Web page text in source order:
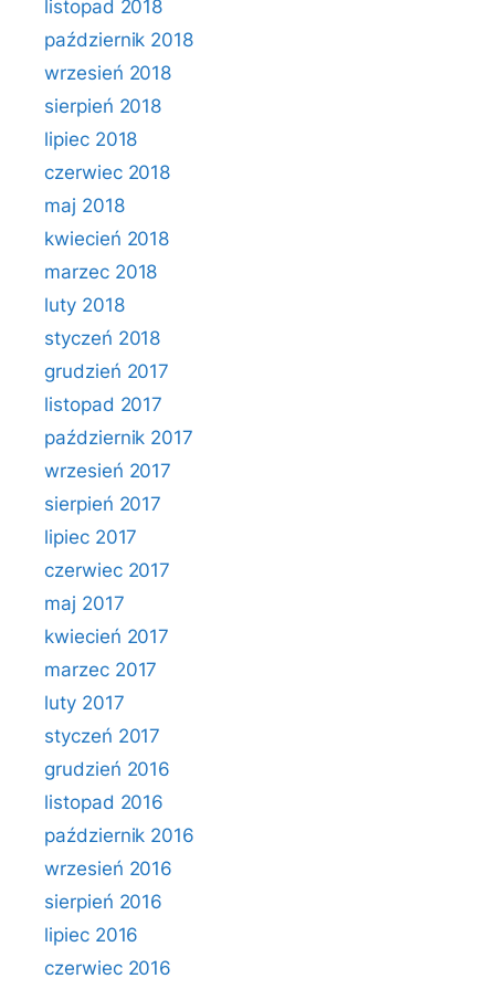
listopad 2018
październik 2018
wrzesień 2018
sierpień 2018
lipiec 2018
czerwiec 2018
maj 2018
kwiecień 2018
marzec 2018
luty 2018
styczeń 2018
grudzień 2017
listopad 2017
październik 2017
wrzesień 2017
sierpień 2017
lipiec 2017
czerwiec 2017
maj 2017
kwiecień 2017
marzec 2017
luty 2017
styczeń 2017
grudzień 2016
listopad 2016
październik 2016
wrzesień 2016
sierpień 2016
lipiec 2016
czerwiec 2016